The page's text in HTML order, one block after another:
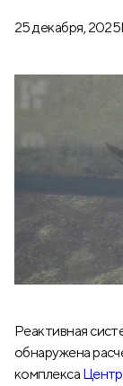
25 декабря, 2025
Реактивная
обнаружена
комплекса